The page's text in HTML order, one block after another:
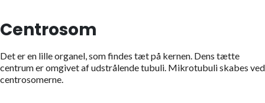
Centrosom
Det er en lille organel, som findes tæt på kernen. Dens tætte
centrum er omgivet af udstrålende tubuli. Mikrotubuli skabes ved
centrosomerne.